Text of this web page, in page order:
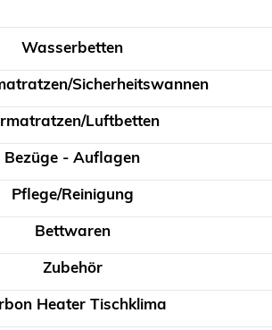
Wasserbetten
Sicherheitswannen
Luftbetten
Bezüge - Auflagen
Pflege/Reinigung
Bettwaren
Zubehör
Heater Tischklima